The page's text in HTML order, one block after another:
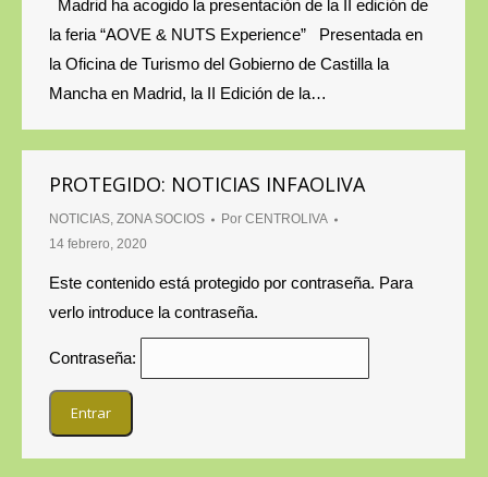
Madrid ha acogido la presentación de la II edición de
la feria “AOVE & NUTS Experience” Presentada en
la Oficina de Turismo del Gobierno de Castilla la
Mancha en Madrid, la II Edición de la…
PROTEGIDO: NOTICIAS INFAOLIVA
NOTICIAS, ZONA SOCIOS Por CENTROLIVA
14 febrero, 2020
Este contenido está protegido por contraseña. Para
verlo introduce la contraseña.
Contraseña: